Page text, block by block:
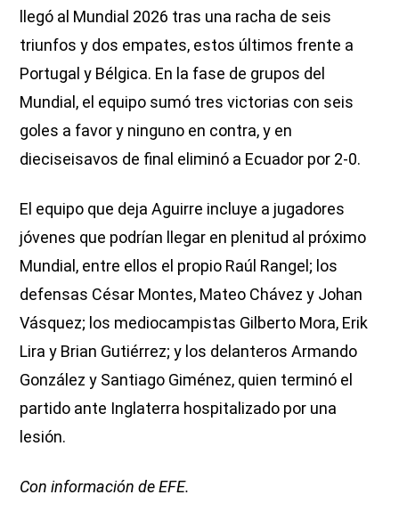
llegó al Mundial 2026 tras una racha de seis
triunfos y dos empates, estos últimos frente a
Portugal y Bélgica. En la fase de grupos del
Mundial, el equipo sumó tres victorias con seis
goles a favor y ninguno en contra, y en
dieciseisavos de final eliminó a Ecuador por 2-0.
El equipo que deja Aguirre incluye a jugadores
jóvenes que podrían llegar en plenitud al próximo
Mundial, entre ellos el propio Raúl Rangel; los
defensas César Montes, Mateo Chávez y Johan
Vásquez; los mediocampistas Gilberto Mora, Erik
Lira y Brian Gutiérrez; y los delanteros Armando
González y Santiago Giménez, quien terminó el
partido ante Inglaterra hospitalizado por una
lesión.
Con información de EFE.